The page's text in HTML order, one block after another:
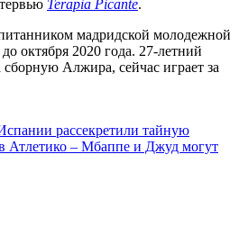
Terapia Picante.
мадридской молодежной
октября 2020 года. 27-летний
Алжира, сейчас играет за
рассекретили тайную
Атлетико – Мбаппе и Джуд могут